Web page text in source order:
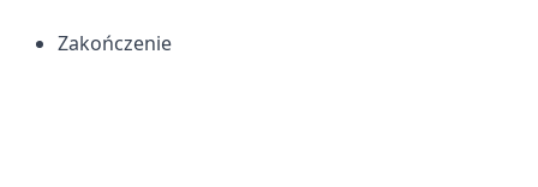
Zakończenie